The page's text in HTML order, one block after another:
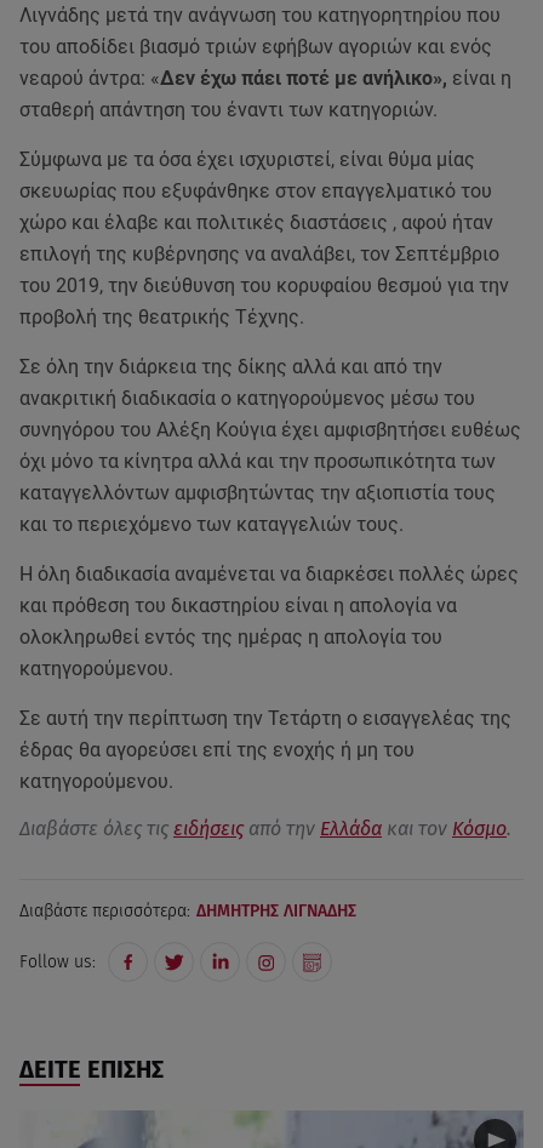
Λιγνάδης μετά την ανάγνωση του κατηγορητηρίου που
του αποδίδει βιασμό τριών εφήβων αγοριών και ενός
νεαρού άντρα: «Δεν έχω πάει ποτέ με ανήλικο», είναι η
σταθερή απάντηση του έναντι των κατηγοριών.
Σύμφωνα με τα όσα έχει ισχυριστεί, είναι θύμα μίας
σκευωρίας που εξυφάνθηκε στον επαγγελματικό του
χώρο και έλαβε και πολιτικές διαστάσεις , αφού ήταν
επιλογή της κυβέρνησης να αναλάβει, τον Σεπτέμβριο
του 2019, την διεύθυνση του κορυφαίου θεσμού για την
προβολή της θεατρικής Τέχνης.
Σε όλη την διάρκεια της δίκης αλλά και από την
ανακριτική διαδικασία ο κατηγορούμενος μέσω του
συνηγόρου του Αλέξη Κούγια έχει αμφισβητήσει ευθέως
όχι μόνο τα κίνητρα αλλά και την προσωπικότητα των
καταγγελλόντων αμφισβητώντας την αξιοπιστία τους
και το περιεχόμενο των καταγγελιών τους.
Η όλη διαδικασία αναμένεται να διαρκέσει πολλές ώρες
και πρόθεση του δικαστηρίου είναι η απολογία να
ολοκληρωθεί εντός της ημέρας η απολογία του
κατηγορούμενου.
Σε αυτή την περίπτωση την Τετάρτη ο εισαγγελέας της
έδρας θα αγορεύσει επί της ενοχής ή μη του
κατηγορούμενου.
Διαβάστε όλες τις ειδήσεις από την Ελλάδα και τον Κόσμο.
Διαβάστε περισσότερα: ΔΗΜΗΤΡΗΣ ΛΙΓΝΑΔΗΣ
Follow us:
ΔΕΙΤΕ ΕΠΙΣΗΣ